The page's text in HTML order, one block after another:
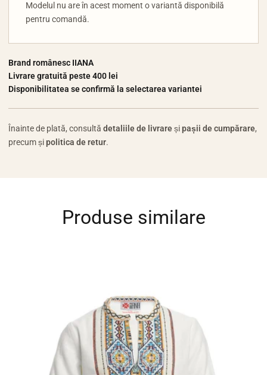
Modelul nu are în acest moment o variantă disponibilă
pentru comandă.
Brand românesc IIANA
Livrare gratuită peste 400 lei
Disponibilitatea se confirmă la selectarea variantei
Înainte de plată, consultă detaliile de livrare șipașii de cumpărare,
precum șipolitica de retur.
Produse similare